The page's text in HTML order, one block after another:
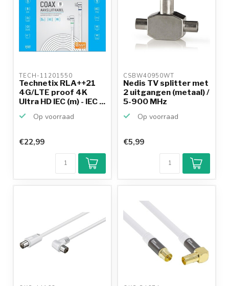
TECH-11201550
Technetix RLA++21
4G/LTE proof 4K
Ultra HD IEC (m) - IEC ...
Op voorraad
€22,99
CSBW40950WT
Nedis TV splitter met
2 uitgangen (metaal) /
5-900 MHz
Op voorraad
€5,99